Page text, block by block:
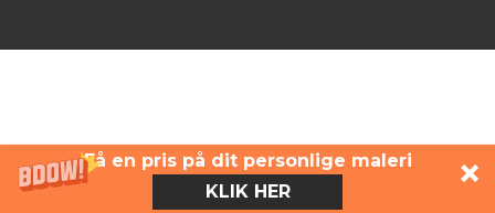
Få en pris på dit personlige maleri
KLIK HER